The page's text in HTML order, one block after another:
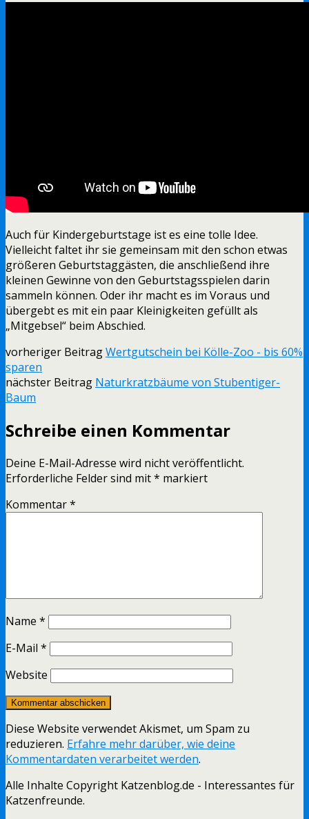
Auch für Kindergeburtstage ist es eine tolle Idee.
Vielleicht faltet ihr sie gemeinsam mit den schon etwas
größeren Geburtstaggästen, die anschließend ihre
kleinen Gewinne von den Geburtstagsspielen darin
sammeln können. Oder ihr macht es im Voraus und
übergebt es mit ein paar Kleinigkeiten gefüllt als
„Mitgebsel“ beim Abschied.
vorheriger BeitragWertgutschein bei Kölle-Zoo - bis 60%
sparen
nächster Beitrag Naturkratzbäume von Stubentiger-
Baum
Schreibe einen Kommentar
Deine E-Mail-Adresse wird nicht veröffentlicht.
Erforderliche Felder sind mit* markiert
Kommentar*
Name *
E-Mail *
Website
Diese Website verwendet Akismet, um Spam zu
reduzieren. Erfahre mehr darüber, wie deine
Kommentardaten verarbeitet werden.
Alle Inhalte Copyright Katzenblog.de - Interessantes für
Katzenfreunde.